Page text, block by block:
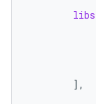
libs
] ,